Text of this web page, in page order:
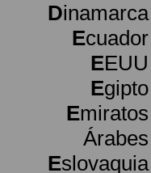
Dinamarca
Ecuador
EEUU
Egipto
Emiratos
Árabes
Eslovaquia